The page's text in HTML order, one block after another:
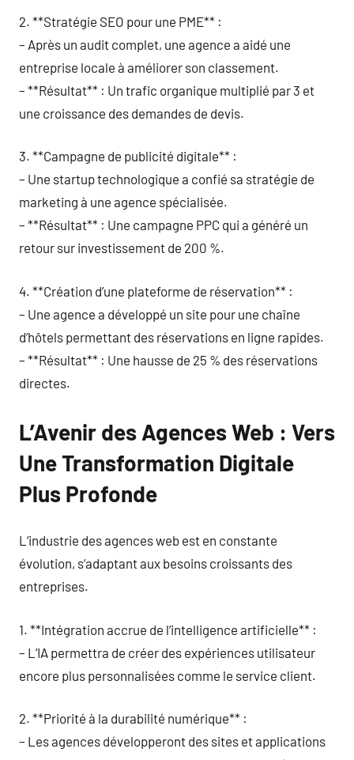
2. **Stratégie SEO pour une PME** :
– Après un audit complet, une agence a aidé une
entreprise locale à améliorer son classement.
– **Résultat** : Un trafic organique multiplié par 3 et
une croissance des demandes de devis.
3. **Campagne de publicité digitale** :
– Une startup technologique a confié sa stratégie de
marketing à une agence spécialisée.
– **Résultat** : Une campagne PPC qui a généré un
retour sur investissement de 200 %.
4. **Création d’une plateforme de réservation** :
– Une agence a développé un site pour une chaîne
d’hôtels permettant des réservations en ligne rapides.
– **Résultat** : Une hausse de 25 % des réservations
directes.
L’Avenir des Agences Web : Vers
Une Transformation Digitale
Plus Profonde
L’industrie des agences web est en constante
évolution, s’adaptant aux besoins croissants des
entreprises.
1. **Intégration accrue de l’intelligence artificielle** :
– L’IA permettra de créer des expériences utilisateur
encore plus personnalisées comme le service client.
2. **Priorité à la durabilité numérique** :
– Les agences développeront des sites et applications